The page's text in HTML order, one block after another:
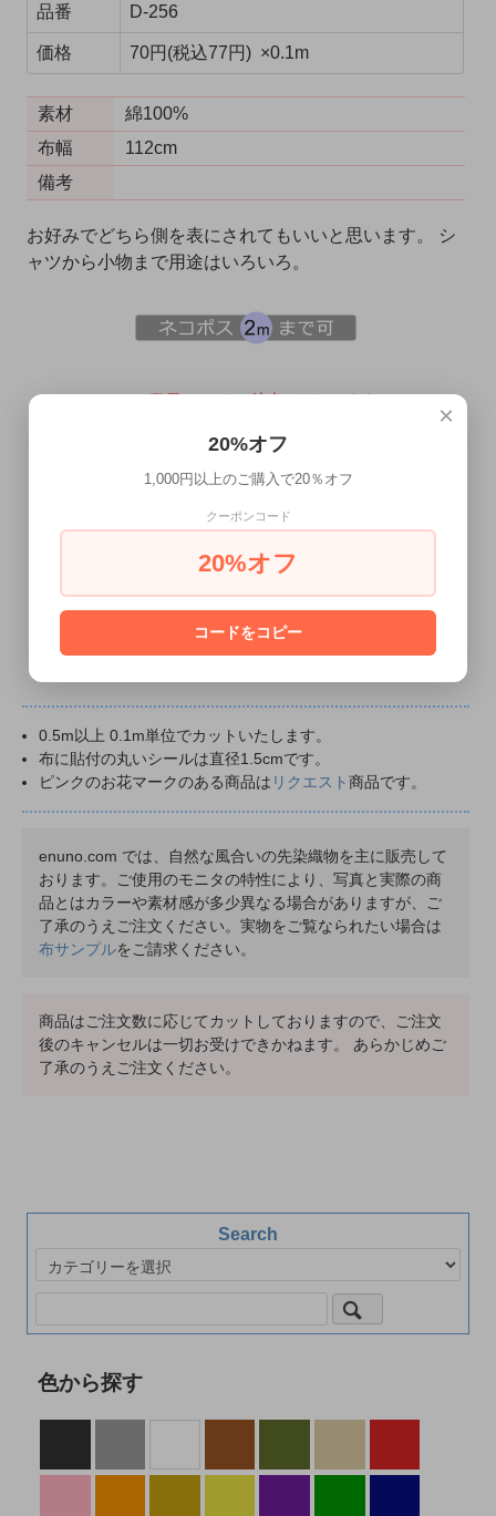
品番 D-256
価格 70円(税込77円) ×0.1m
素材
綿100%
布幅
112cm
備考
お好みでどちら側を表にされてもいいと思います。 シ
ャツから小物まで用途はいろいろ。
0.5m（数量5）からご注文いただけます。
×0.1m
カートに入れる
商品についてのお問い合わせ
0.5m以上 0.1m単位でカットいたします。
布に貼付の丸いシールは直径1.5cmです。
ピンクのお花マークのある商品は リクエスト商品です。
enuno.com では、自然な風合いの先染織物を主に販売して
おります。ご使用のモニタの特性により、写真と実際の商
品とはカラーや素材感が多少異なる場合がありますが、ご
了承のうえご注文ください。実物をご覧なられたい場合は
布サンプルをご請求ください。
商品はご注文数に応じてカットしておりますので、ご注文
後のキャンセルは一切お受けできかねます。 あらかじめご
了承のうえご注文ください。
Search
色から探す
×
20%オフ
1,000円以上のご購入で20％オフ
クーポンコード
20%オフ
コードをコピー